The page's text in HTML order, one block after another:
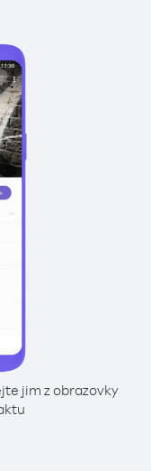
jim z obrazovky